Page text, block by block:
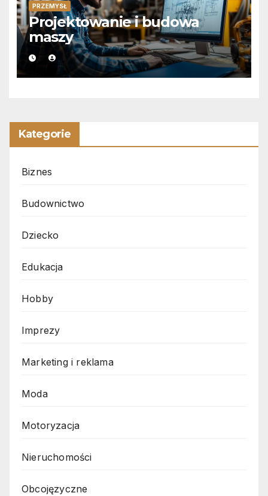
PRZEMYSŁ
Projektowanie i budowa
maszy
Kategorie
Biznes
Budownictwo
Dziecko
Edukacja
Hobby
Imprezy
Marketing i reklama
Moda
Motoryzacja
Nieruchomości
Obcojęzyczne